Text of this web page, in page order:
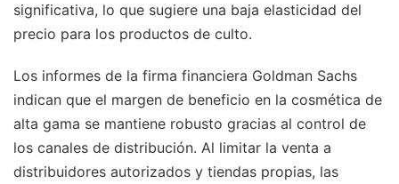
significativa, lo que sugiere una baja elasticidad del
precio para los productos de culto.
Los informes de la firma financiera Goldman Sachs
indican que el margen de beneficio en la cosmética de
alta gama se mantiene robusto gracias al control de
los canales de distribución. Al limitar la venta a
distribuidores autorizados y tiendas propias, las